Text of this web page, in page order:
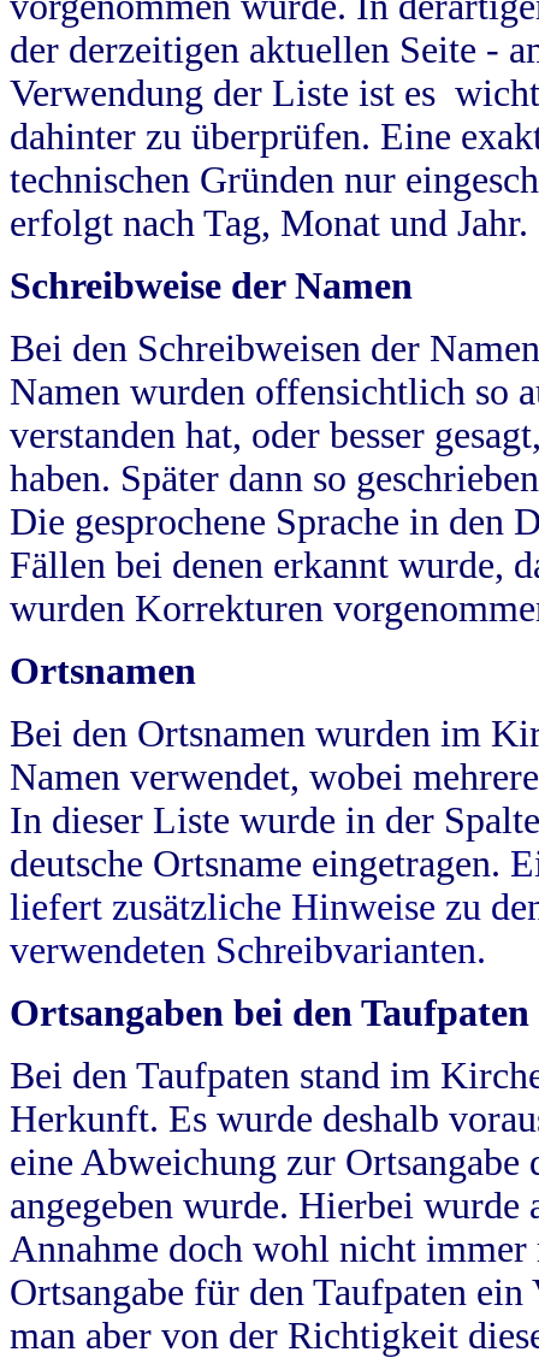
der derzeitigen aktuellen Seite -
Verwendung der Liste ist es
dahinter zu überprüfen. Eine
technischen Gründen nur
erfolgt nach Tag, Monat und Jahr.
Schreibweise der Namen
Bei den Schreibweisen der
Namen wurden offensichtlich so
verstanden hat, oder besser
haben. Später dann so
Die gesprochene Sprache in
Fällen bei denen erkannt wurde,
wurden Korrekturen
Ortsnamen
Bei den Ortsnamen wurden im
Namen verwendet, wobei
In dieser Liste wurde in der
deutsche Ortsname eingetragen.
liefert zusätzliche Hinweise zu
verwendeten Schreibvarianten.
Ortsangaben bei den Taufpaten
Bei den Taufpaten stand im
Herkunft. Es wurde deshalb
eine Abweichung zur
angegeben wurde. Hierbei wurde
Annahme doch wohl nicht
Ortsangabe für den Taufpaten
man aber von der Richtigkeit